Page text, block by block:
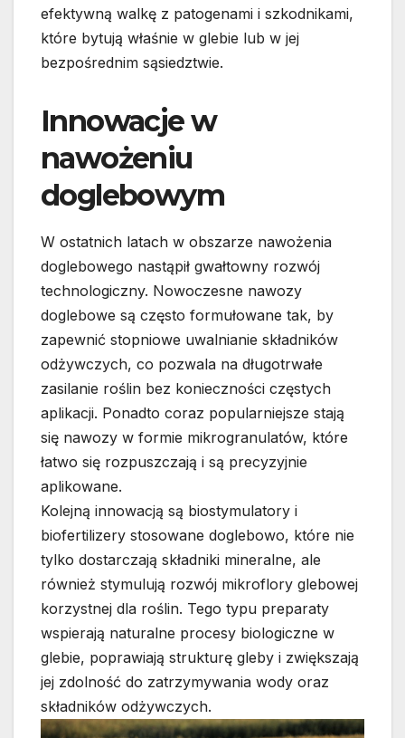
efektywną walkę z patogenami i szkodnikami,
które bytują właśnie w glebie lub w jej
bezpośrednim sąsiedztwie.
Innowacje w
nawożeniu
doglebowym
W ostatnich latach w obszarze nawożenia
doglebowego nastąpił gwałtowny rozwój
technologiczny. Nowoczesne nawozy
doglebowe są często formułowane tak, by
zapewnić stopniowe uwalnianie składników
odżywczych, co pozwala na długotrwałe
zasilanie roślin bez konieczności częstych
aplikacji. Ponadto coraz popularniejsze stają
się nawozy w formie mikrogranulatów, które
łatwo się rozpuszczają i są precyzyjnie
aplikowane.
Kolejną innowacją są biostymulatory i
biofertilizery stosowane doglebowo, które nie
tylko dostarczają składniki mineralne, ale
również stymulują rozwój mikroflory glebowej
korzystnej dla roślin. Tego typu preparaty
wspierają naturalne procesy biologiczne w
glebie, poprawiają strukturę gleby i zwiększają
jej zdolność do zatrzymywania wody oraz
składników odżywczych.